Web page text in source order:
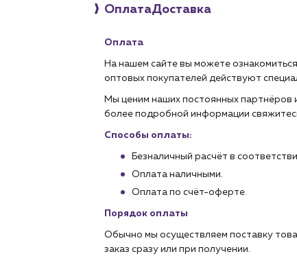
ОплатаДоставка
Оплата
На нашем сайте вы можете
оптовых покупателей действуют
Мы ценим наших постоянных партнёров
более подробной информации
Способы оплаты:
Безналичный расчёт в
Оплата наличными.
Оплата по счёт-оферте.
Порядок оплаты
Обычно мы осуществляем поставку
заказ сразу или при получении.